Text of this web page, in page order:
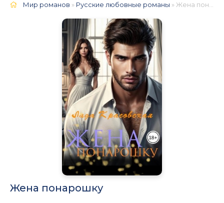
Мир романов » Русские любовные романы » Жена понарошку
Жена понарошку